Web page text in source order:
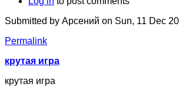
Submitted by Арсений on Sun, 11 Dec
Permalink
крутая игра
крутая игра